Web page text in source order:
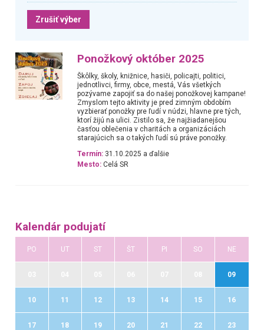
Zrušiť výber
Ponožkový október 2025
Škôlky, školy, knižnice, hasiči, policajti, politici,
jednotlivci, firmy, obce, mestá, Vás všetkých
pozývame zapojiť sa do našej ponožkovej kampane!
Zmyslom tejto aktivity je pred zimným obdobím
vyzbierať ponožky pre ľudí v núdzi, hlavne pre tých,
ktorí žijú na ulici. Zistilo sa, že najžiadanejšou
časťou oblečenia v charitách a organizáciách
starajúcich sa o takých ľudí sú práve ponožky.
Termín: 31.10.2025 a ďalšie
Mesto: Celá SR
Kalendár podujatí
PO UT ST ŠT PI SO NE
09
10 11 12 13 14 15 16
17 18 19 20 21 22 23